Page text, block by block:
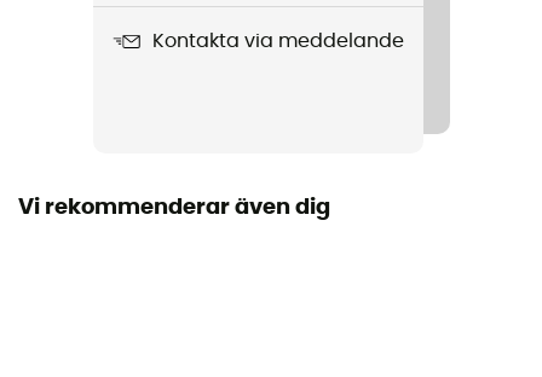
Produktnamn
Kontakta via meddelande
Vi rekommenderar även dig